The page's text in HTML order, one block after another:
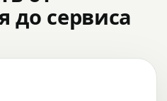
до сервиса